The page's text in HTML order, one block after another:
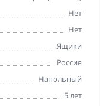
Нет
Нет
Ящики
Россия
Напольный
5 лет